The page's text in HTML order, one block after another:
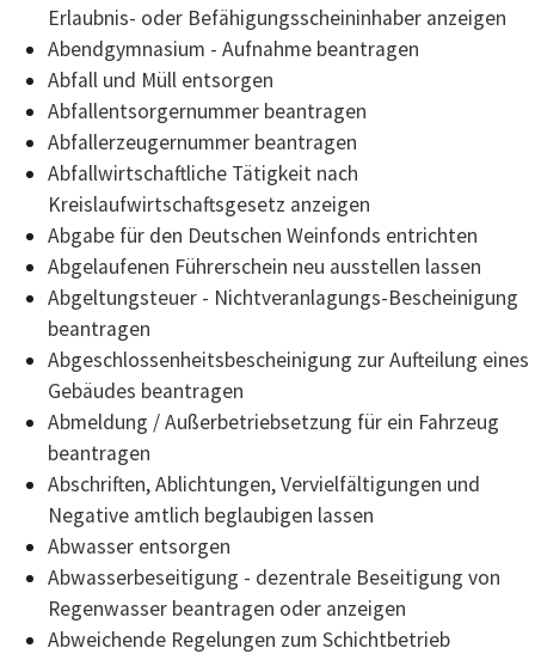
Erlaubnis- oder Befähigungsscheininhaber anzeigen
Abendgymnasium - Aufnahme beantragen
Abfall und Müll entsorgen
Abfallentsorgernummer beantragen
Abfallerzeugernummer beantragen
Abfallwirtschaftliche Tätigkeit nach
Kreislaufwirtschaftsgesetz anzeigen
Abgabe für den Deutschen Weinfonds entrichten
Abgelaufenen Führerschein neu ausstellen lassen
Abgeltungsteuer - Nichtveranlagungs-Bescheinigung
beantragen
Abgeschlossenheitsbescheinigung zur Aufteilung eines
Gebäudes beantragen
Abmeldung / Außerbetriebsetzung für ein Fahrzeug
beantragen
Abschriften, Ablichtungen, Vervielfältigungen und
Negative amtlich beglaubigen lassen
Abwasser entsorgen
Abwasserbeseitigung - dezentrale Beseitigung von
Regenwasser beantragen oder anzeigen
Abweichende Regelungen zum Schichtbetrieb